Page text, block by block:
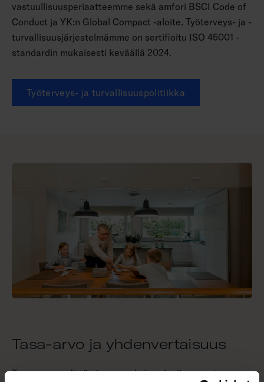
vastuullisuusperiaatteemme sekä amfori BSCI Code of
Conduct ja YK:n Global Compact -aloite. Työterveys- ja -
turvallisuusjärjestelmämme on sertifioitu ISO 45001 -
standardin mukaisesti keväällä 2024.
Työterveys- ja turvallisuuspolitiikka
Tasa-arvo ja yhdenvertaisuus
Tasa-arvon edistäminen on yksi sosiaalisen vastuumme